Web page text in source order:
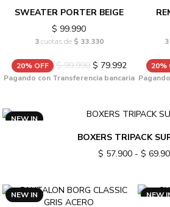
SWEATER PORTER BEIGE
$ 99.990
3cuotas de $ 33.330
20% OFF $ 99.990$ 79.992
Pagando con Transferencia bancaria
3
20%
NEW IN
BOXERS TRIPACK
$ 57.900 - $
NEW IN NEW